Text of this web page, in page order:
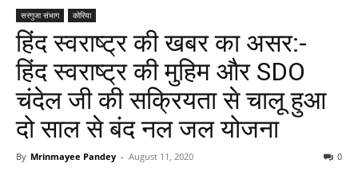
सरगुजा संभाग कोरिया
हिंद स्वराष्ट्र की खबर का असर:-
हिंद स्वराष्ट्र की मुहिम और SDO
चंदेल जी की सक्रियता से चालू हुआ
दो साल से बंद नल जल योजना
By Mrinmayee Pandey - August 11, 2020 0